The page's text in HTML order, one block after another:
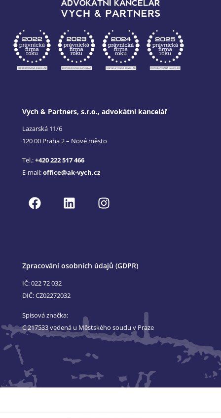
Vych & Partners, s.r.o., advokátní kancelář
Lazarská 11/6
120 00 Praha 2 – Nové město
Tel.:+420 222 517 466
E-mail:office@ak-vych.cz
Zpracování osobních údajů (GDPR)
IČ: 022 72 032
DIČ: CZ02272032
Spisová značka:
C 217533 vedená u Městského soudu v Praze